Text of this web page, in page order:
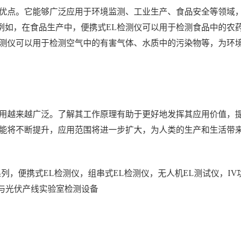
。它能够广泛应用于环境监测、工业生产、食品安全等领域
，在食品生产中，便携式EL检测仪可以用于检测食品中的农
可以用于检测空气中的有害气体、水质中的污染物等，为环
来越广泛。了解其工作原理有助于更好地发挥其应用价值，
不断提升，应用范围将进一步扩大，为人类的生产和生活带
，便携式EL检测仪，组串式EL检测仪，无人机EL测试仪，IV
光伏产线实验室检测设备